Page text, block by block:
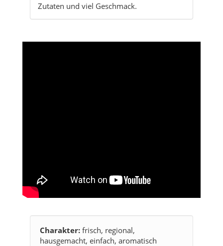
Zutaten und viel Geschmack.
Charakter: frisch, regional,
hausgemacht, einfach, aromatisch